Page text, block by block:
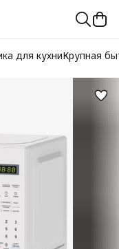
для кухниКрупная